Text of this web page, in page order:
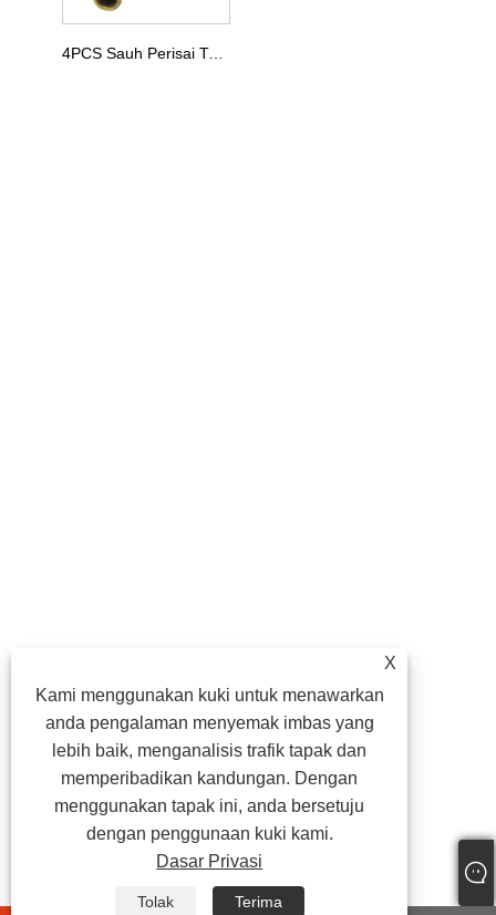
4PCS Sauh Perisai Tugas Berat
X
Kami menggunakan kuki untuk menawarkan
anda pengalaman menyemak imbas yang
lebih baik, menganalisis trafik tapak dan
memperibadikan kandungan. Dengan
menggunakan tapak ini, anda bersetuju
dengan penggunaan kuki kami.
Dasar Privasi
Tolak Terima